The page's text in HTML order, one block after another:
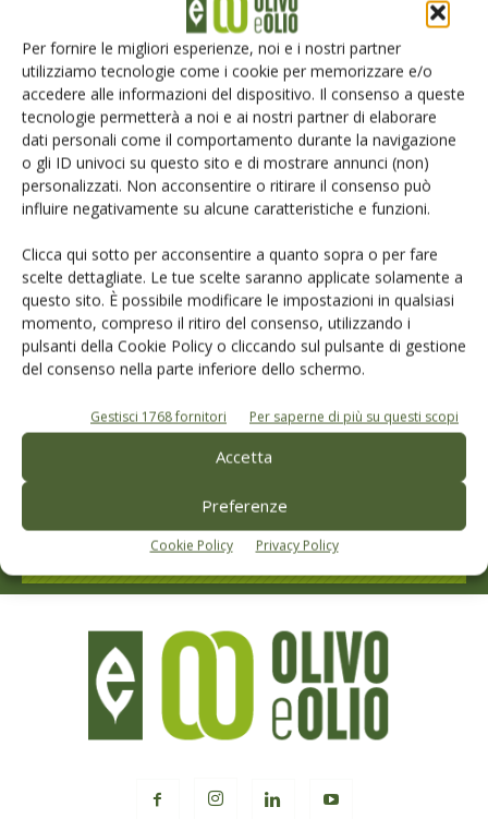
Per fornire le migliori esperienze, noi e i nostri partner
utilizziamo tecnologie come i cookie per memorizzare e/o
accedere alle informazioni del dispositivo. Il consenso a queste
tecnologie permetterà a noi e ai nostri partner di elaborare
dati personali come il comportamento durante la navigazione
o gli ID univoci su questo sito e di mostrare annunci (non)
personalizzati. Non acconsentire o ritirare il consenso può
influire negativamente su alcune caratteristiche e funzioni.
Clicca qui sotto per acconsentire a quanto sopra o per fare
scelte dettagliate. Le tue scelte saranno applicate solamente a
questo sito. È possibile modificare le impostazioni in qualsiasi
momento, compreso il ritiro del consenso, utilizzando i
pulsanti della Cookie Policy o cliccando sul pulsante di gestione
del consenso nella parte inferiore dello schermo.
Gestisci 1768 fornitori Per saperne di più su questi scopi
Accetta
Preferenze
Cookie Policy Privacy Policy
L'Esperto risponde
I consigli di Terra e Vita agli agricoltori
Cerca adesso
Rimani aggiornato sul mondo
dell’agricoltura
Iscriviti alle nostre newsletter